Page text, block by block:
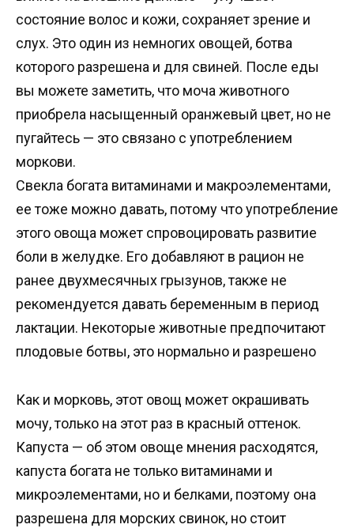
состояние волос и кожи, сохраняет зрение и
слух. Это один из немногих овощей, ботва
которого разрешена и для свиней. После еды
вы можете заметить, что моча животного
приобрела насыщенный оранжевый цвет, но не
пугайтесь — это связано с употреблением
моркови.
Свекла богата витаминами и макроэлементами,
ее тоже можно давать, потому что употребление
этого овоща может спровоцировать развитие
боли в желудке. Его добавляют в рацион не
ранее двухмесячных грызунов, также не
рекомендуется давать беременным в период
лактации. Некоторые животные предпочитают
плодовые ботвы, это нормально и разрешено
Как и морковь, этот овощ может окрашивать
мочу, только на этот раз в красный оттенок.
Капуста — об этом овоще мнения расходятся,
капуста богата не только витаминами и
микроэлементами, но и белками, поэтому она
разрешена для морских свинок, но стоит